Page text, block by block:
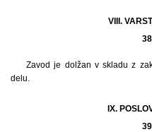
VIII.
Zavod je dolžan v skladu z
delu.
IX.